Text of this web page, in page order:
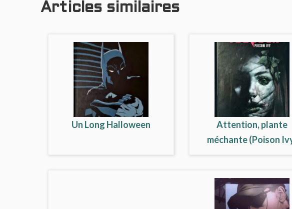
Articles similaires
Un Long Halloween
Attention, plante
méchante (Poison